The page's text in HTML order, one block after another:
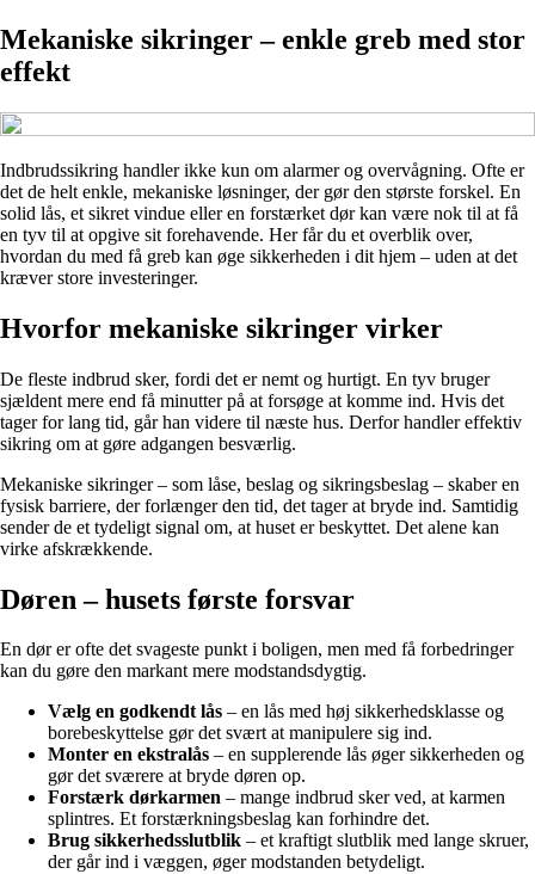
Mekaniske sikringer – enkle greb med stor
effekt
Indbrudssikring handler ikke kun om alarmer og overvågning. Ofte er
det de helt enkle, mekaniske løsninger, der gør den største forskel. En
solid lås, et sikret vindue eller en forstærket dør kan være nok til at få
en tyv til at opgive sit forehavende. Her får du et overblik over,
hvordan du med få greb kan øge sikkerheden i dit hjem – uden at det
kræver store investeringer.
Hvorfor mekaniske sikringer virker
De fleste indbrud sker, fordi det er nemt og hurtigt. En tyv bruger
sjældent mere end få minutter på at forsøge at komme ind. Hvis det
tager for lang tid, går han videre til næste hus. Derfor handler effektiv
sikring om at gøre adgangen besværlig.
Mekaniske sikringer – som låse, beslag og sikringsbeslag – skaber en
fysisk barriere, der forlænger den tid, det tager at bryde ind. Samtidig
sender de et tydeligt signal om, at huset er beskyttet. Det alene kan
virke afskrækkende.
Døren – husets første forsvar
En dør er ofte det svageste punkt i boligen, men med få forbedringer
kan du gøre den markant mere modstandsdygtig.
Vælg en godkendt lås – en lås med høj sikkerhedsklasse og
borebeskyttelse gør det svært at manipulere sig ind.
Monter en ekstralås – en supplerende lås øger sikkerheden og
gør det sværere at bryde døren op.
Forstærk dørkarmen – mange indbrud sker ved, at karmen
splintres. Et forstærkningsbeslag kan forhindre det.
Brug sikkerhedsslutblik – et kraftigt slutblik med lange skruer,
der går ind i væggen, øger modstanden betydeligt.